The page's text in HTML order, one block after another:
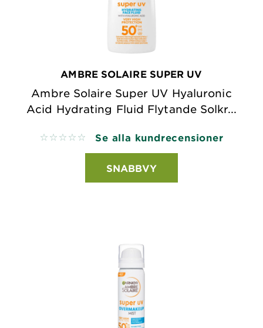
AMBRE SOLAIRE SUPER UV
Ambre Solaire Super UV Hyaluronic
Acid Hydrating Fluid Flytande Solkr...
No reviews Se alla kundrecensioner
SNABBVY